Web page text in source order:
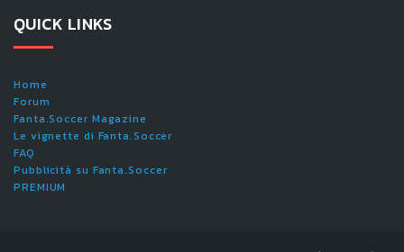
QUICK LINKS
Home
Forum
Fanta.Soccer Magazine
Le vignette di Fanta.Soccer
FAQ
Pubblicità su Fanta.Soccer
PREMIUM